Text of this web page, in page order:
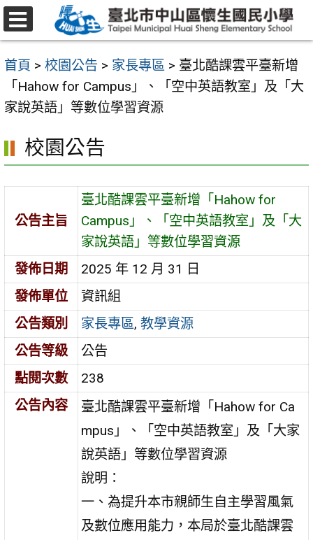
跳
至
要
容
首頁 > 校園公告 > 家長專區 > 臺北酷課雲平臺新增
「Hahow for Campus」、「空中英語教室」及「大
家說英語」等數位學習資源
校園公告
公告主旨
臺北酷課雲平臺新增「Hahow for
Campus」、「空中英語教室」及「大
家說英語」等數位學習資源
發佈日期
2025 年 12 月 31 日
發佈單位
資訊組
公告類別
家長專區,教學資源
公告等級
公告
點閱次數
238
公告內容
臺北酷課雲平臺新增「Hahow for Ca
mpus」、「空中英語教室」及「大家
說英語」等數位學習資源
說明：
一、為提升本市親師生自主學習風氣
及數位應用能力，本局於臺北酷課雲
選
單